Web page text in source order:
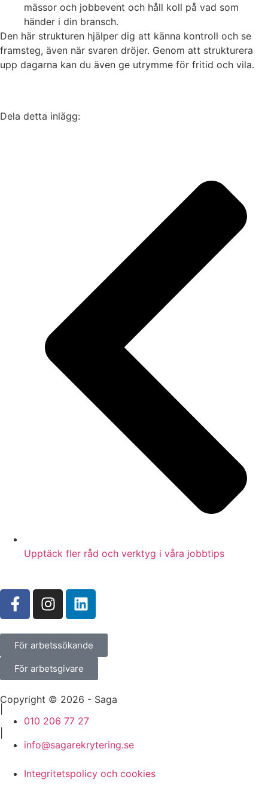
mässor och jobbevent och håll koll på vad som
händer i din bransch.
Den här strukturen hjälper dig att känna kontroll och se
framsteg, även när svaren dröjer. Genom att strukturera
upp dagarna kan du även ge utrymme för fritid och vila.
Dela detta inlägg:
Upptäck fler råd och verktyg i våra jobbtips
För arbetssökande
För arbetsgivare
Copyright © 2026 - Saga
010 206 77 27
info@sagarekrytering.se
Integritetspolicy och cookies